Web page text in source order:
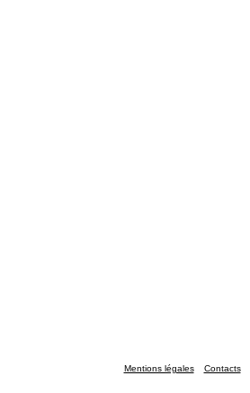
Mentions légales Contacts